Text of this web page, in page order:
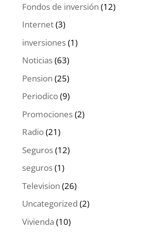
Fondos de inversión (12)
Internet(3)
inversiones(1)
Noticias(63)
Pension (25)
Periodico(9)
Promociones(2)
Radio(21)
Seguros(12)
seguros(1)
Television (26)
Uncategorized (2)
Vivienda (10)